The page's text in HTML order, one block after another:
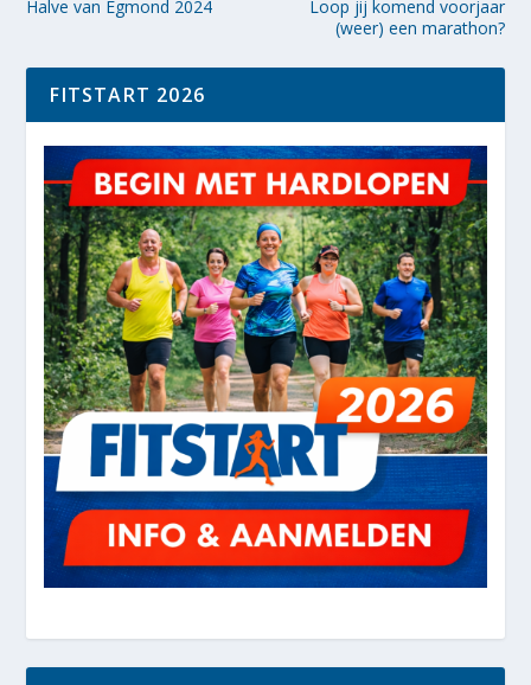
Halve van Egmond 2024
Loop jij komend voorjaar
(weer) een marathon?
FITSTART 2026